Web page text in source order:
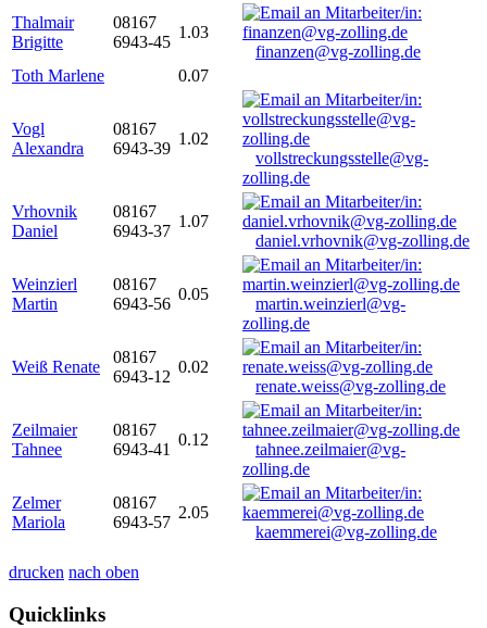
Thalmair
Brigitte
08167
6943-45
1.03
finanzen@vg-zolling.de
Toth Marlene
0.07
Vogl
Alexandra
08167
6943-39
1.02
vollstreckungsstelle@vg-
zolling.de
Vrhovnik
Daniel
08167
6943-37
1.07
daniel.vrhovnik@vg-zolling.de
Weinzierl
Martin
08167
6943-56
0.05
martin.weinzierl@vg-
zolling.de
Weiß Renate
08167
6943-12
0.02
renate.weiss@vg-zolling.de
Zeilmaier
Tahnee
08167
6943-41
0.12
tahnee.zeilmaier@vg-
zolling.de
Zelmer
Mariola
08167
6943-57
2.05
kaemmerei@vg-zolling.de
drucken nach oben
Quicklinks